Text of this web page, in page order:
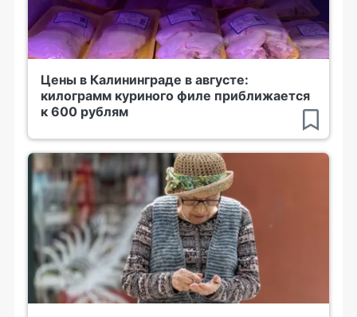
Цены в Калининграде в августе:
килограмм куриного филе приближается
к 600 рублям